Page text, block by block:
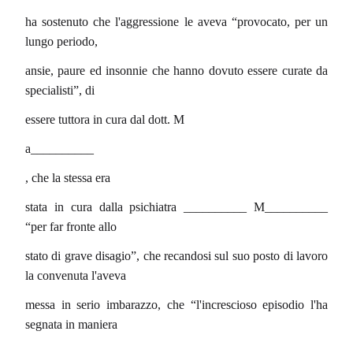
ha sostenuto che l'aggressione le aveva “provocato, per un
lungo periodo,
ansie, paure ed insonnie che hanno dovuto essere curate da
specialisti”, di
essere tuttora in cura dal dott. M
a__________
, che la stessa era
stata in cura dalla psichiatra __________ M__________
“per far fronte allo
stato di grave disagio”, che recandosi sul suo posto di lavoro
la convenuta l'aveva
messa in serio imbarazzo, che “l'increscioso episodio l'ha
segnata in maniera